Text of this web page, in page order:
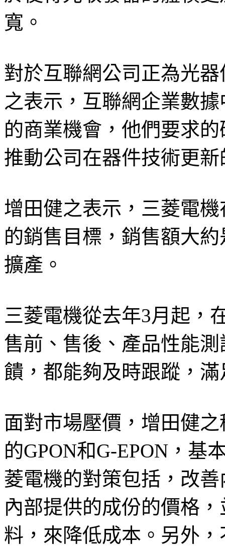
寬。
對於互聯網公司正為光
之表示，互聯網企業數
的商業機會，他們要求
推動公司在器件技術更
增田健之表示，三菱電
的銷售目標，銷售額大
擴產。
三菱電機從去年3月起，
售前、售後、產品性能
饋，都能夠及時跟蹤，
面對市場壓價，增田健
的GPON和G-EPON，基
菱電機的對策包括，改
內部提供的成份的價格
料，來降低成本。另外